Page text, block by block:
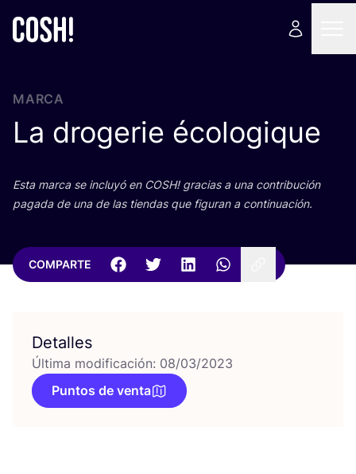
MARCA
La drogerie écologique
Esta mar­ca se inclu­yó en COSH! gra­cias a una con­tri­bu­ción
paga­da de una de las tien­das que figu­ran a continuación.
COMPARTE
Detalles
Última modificación: 08/03/2023
Puntos de venta